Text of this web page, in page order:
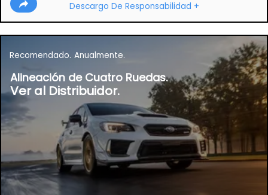
Descargo De Responsabilidad +
Recomendado. Anualmente.
Alineación de Cuatro Ruedas.
Ver al Distribuidor.